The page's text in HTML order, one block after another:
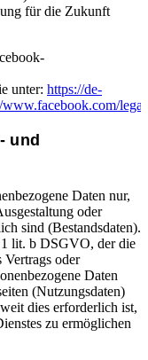
für die Zukunft
unter: https://de-
www.facebook.com/
und
Daten nur,
oder
sind (Bestandsdaten).
lit. b DSGVO, der die
oder
Daten
(Nutzungsdaten)
dies erforderlich ist,
zu ermöglichen